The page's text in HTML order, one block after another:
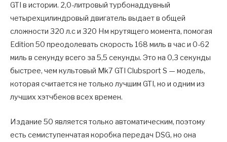
GTI в истории. 2,0-литровый турбонаддувный
четырехцилиндровый двигатель выдает в общей
сложности 320 л.с и 320 Нм крутящего момента, помогая
Edition 50 преодолевать скорость 168 миль в час и 0-62
миль в секунду всего за 5,5 секунды. Это на 0,3 секунды
быстрее, чем культовый Mk7 GTI Clubsport S — модель,
которая считается не только лучшим GTI, но и одним из
лучших хэтчбеков всех времен.
Издание 50 является только автоматическим, поэтому
есть семиступенчатая коробка передач DSG, но она